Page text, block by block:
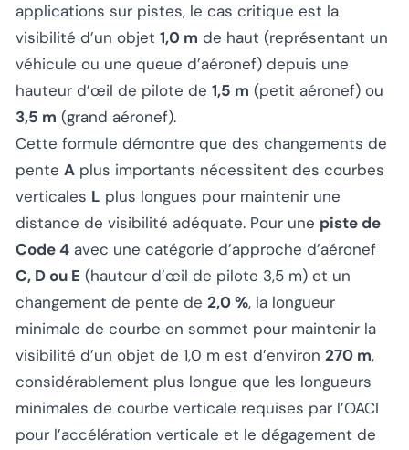
applications sur pistes, le cas critique est la
visibilité d’un objet 1,0 m de haut (représentant un
véhicule ou une queue d’aéronef) depuis une
hauteur d’œil de pilote de 1,5 m (petit aéronef) ou
3,5 m (grand aéronef).
Cette formule démontre que des changements de
pente A plus importants nécessitent des courbes
verticales L plus longues pour maintenir une
distance de visibilité adéquate. Pour une piste de
Code 4 avec une catégorie d’approche d’aéronef
C, D ou E (hauteur d’œil de pilote 3,5 m) et un
changement de pente de 2,0 %, la longueur
minimale de courbe en sommet pour maintenir la
visibilité d’un objet de 1,0 m est d’environ 270 m,
considérablement plus longue que les longueurs
minimales de courbe verticale requises par l’OACI
pour l’accélération verticale et le dégagement de